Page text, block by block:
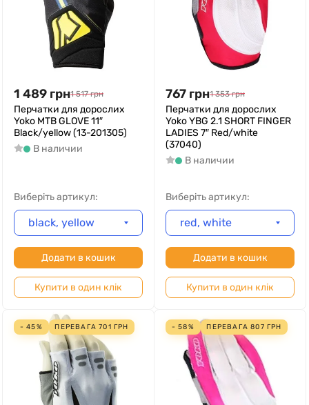
1 489 грн1 517 грн
Перчатки для дорослих
Yoko MTB GLOVE 11″
Black/yellow (13-201305)
В наличии
Виберіть артикул:
black, yellow
Додати в кошик
Купити в один клік
767 грн1 353 грн
Перчатки для дорослих
Yoko YBG 2.1 SHORT FINGER
LADIES 7″ Red/white
(37040)
В наличии
Виберіть артикул:
red, white
Додати в кошик
Купити в один клік
- 45% ПЕРЕВАГА701 ГРН - 58% ПЕРЕВАГА807 ГРН